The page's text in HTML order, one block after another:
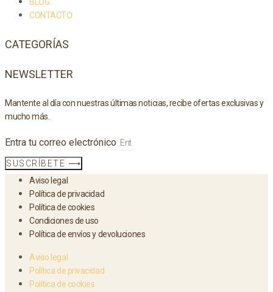
BLOG
CONTACTO
CATEGORÍAS
NEWSLETTER
Mantente al día con nuestras últimas noticias, recibe ofertas exclusivas y
mucho más.
Entra tu correo electrónico
SUSCRÍBETE ⟶
Aviso legal
Política de privacidad
Política de cookies
Condiciones de uso
Política de envíos y devoluciones
Aviso legal
Política de privacidad
Política de cookies